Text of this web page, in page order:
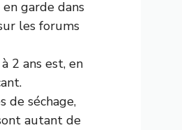
garde dans
les forums
2 ans est, en
de séchage,
autant de